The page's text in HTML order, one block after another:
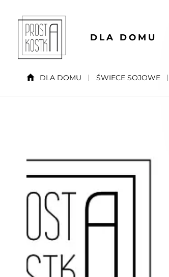
DLA DOMU
DLA DOMU ŚWIECE SOJOWE